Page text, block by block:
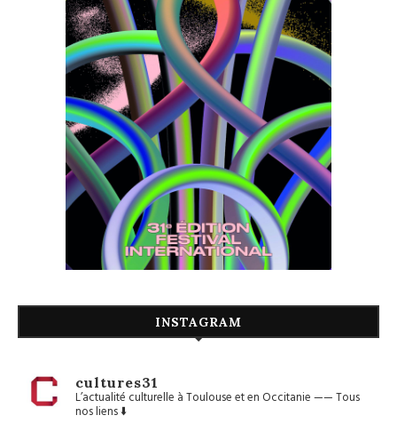
INSTAGRAM
cultures31
L’actualité culturelle à Toulouse et en Occitanie——Tous
nos liens ⬇️